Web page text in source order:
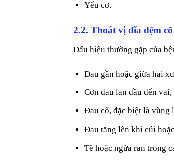
Yếu cơ.
2.2. Thoát vị đĩa đệm cổ
Dấu hiệu thường gặp của
Đau gần hoặc giữa hai
Cơn đau lan dầu đến
Đau cổ, đặc biệt là vùng
Đau tăng lên khi cúi
Tê hoặc ngứa ran trong